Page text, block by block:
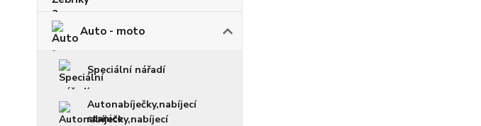
Auto - moto
Speciální nářadí
Autonabíječky,nabíjecí
stanice